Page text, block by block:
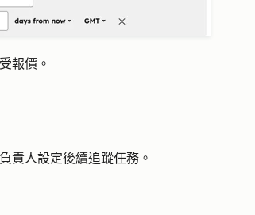
報價。
責人設定後續追蹤任務。